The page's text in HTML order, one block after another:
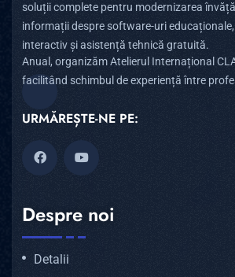
soluții complete pentru modernizarea
informații despre software-uri
interactiv și asistență tehnică gratuită.
Anual, organizăm Atelierul Internațional
facilitând schimbul de experiență între
URMĂREȘTE-NE PE:
Despre noi
Detalii